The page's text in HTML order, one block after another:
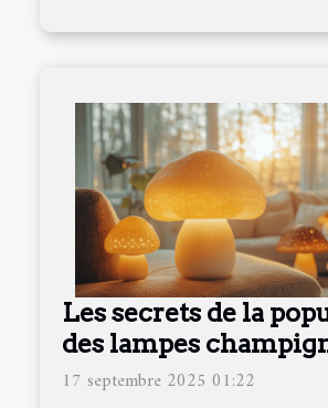
Les secrets de la
des lampes
17 septembre 2025 01:22